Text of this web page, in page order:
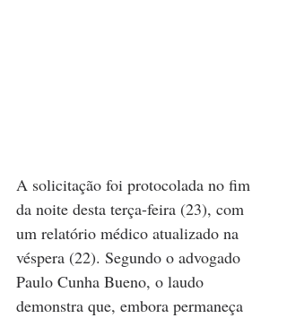
A solicitação foi protocolada no fim
da noite desta terça-feira (23), com
um relatório médico atualizado na
véspera (22). Segundo o advogado
Paulo Cunha Bueno, o laudo
demonstra que, embora permaneça